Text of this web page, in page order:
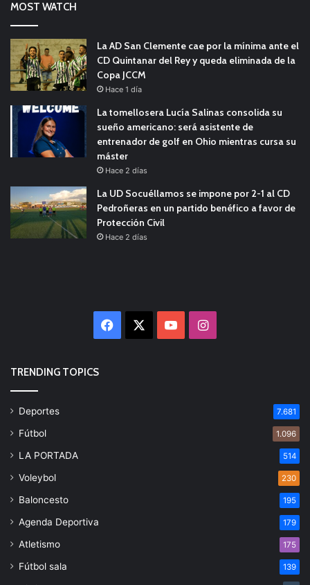
MOST WATCH
La AD San Clemente cae por la mínima ante el
CD Quintanar del Rey y queda eliminada de la
Copa JCCM
Hace 1 día
La tomellosera Lucía Salinas consolida su
sueño americano: será asistente de
entrenador de golf en Ohio mientras cursa su
máster
Hace 2 días
La UD Socuéllamos se impone por 2-1 al CD
Pedroñeras en un partido benéfico a favor de
Protección Civil
Hace 2 días
Facebook YouTubeInstagram
TRENDING TOPICS
Deportes 7.681
Fútbol 1.096
LA PORTADA 514
Voleybol 230
Baloncesto 195
Agenda Deportiva 179
Atletismo 175
Fútbol sala 139